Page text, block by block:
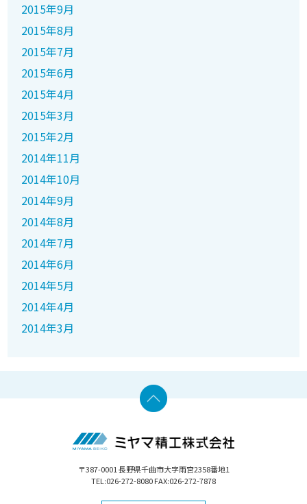
2015年9月
2015年8月
2015年7月
2015年6月
2015年4月
2015年3月
2015年2月
2014年11月
2014年10月
2014年9月
2014年8月
2014年7月
2014年6月
2014年5月
2014年4月
2014年3月
〒387-0001 長野県千曲市大字雨宮2358番地1
TEL:026-272-8080 FAX:026-272-7878